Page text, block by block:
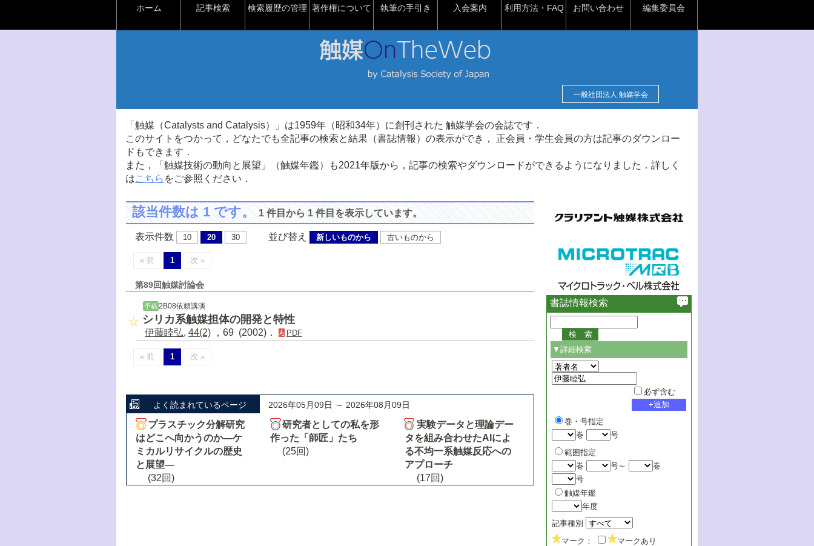
ホーム 記事検索 検索履歴の管理 著作権について 執筆の手引き 入会案内 利用方法・FAQ お問い合わせ 編集委員会
一般社団法人 触媒学会
「触媒（Catalysts and Catalysis）」は1959年（昭和34年）に創刊された 触媒学会の会誌です．
このサイトをつかって，どなたでも全記事の検索と結果（書誌情報）の表示ができ， 正会員・学生会員の方は記事のダウンロー
ドもできます．
また，「触媒技術の動向と展望」（触媒年鑑）も2021年版から，記事の検索やダウンロードができるようになりました．詳しく
はこちら をご参照ください．
該当件数は 1 です。1 件目から 1 件目を表示しています。
表示件数 10 20 30 並び替え 新しいものから 古いものから
« 前 1 次 »
第89回触媒討論会
予稿 2B08依頼講演
シリカ系触媒担体の開発と特性
伊藤睦弘, 44(2) ，69 (2002)． PDF
« 前 1 次 »
よく読まれているページ 2026年05月09日 ～ 2026年08月09日
プラスチック分解研究
はどこへ向かうのか―ケ
ミカルリサイクルの歴史
と展望―
(32回)
研究者としての私を形
作った「師匠」たち
(25回)
実験データと理論デー
タを組み合わせたAIによ
る不均一系触媒反応への
アプローチ
(17回)
書誌情報検索
▼詳細検索
必ず含む
巻・号指定
巻
号
範囲指定
巻
号～
巻
号
触媒年鑑
年度
記事種別
マーク：
マークあり